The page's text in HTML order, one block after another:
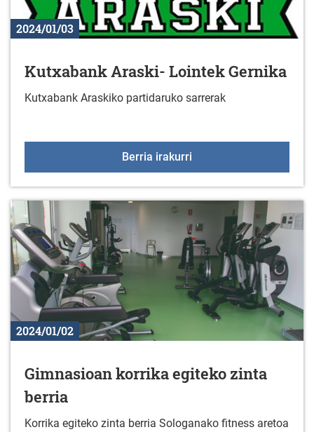
2024/01/03
Kutxabank Araski- Lointek Gernika
Kutxabank Araskiko partidaruko sarrerak
Berria irakurri
2024/01/02
Gimnasioan korrika egiteko zinta
berria
Korrika egiteko zinta berria Sologanako fitness aretoa